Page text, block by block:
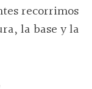
recorrimos
la base y la